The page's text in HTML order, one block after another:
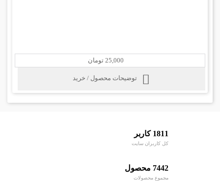
25,000 تومان
توضیحات محصول / خرید
1811 کاربر
کل کاربران سایت
7442 محصول
مجموع محصولات